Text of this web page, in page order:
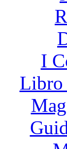
I
Libro